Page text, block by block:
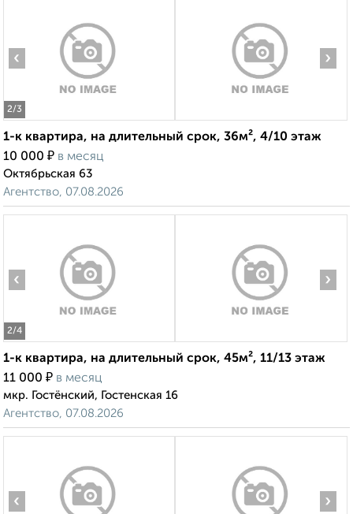
2/3
‹ ›
1-к квартира, на длительный срок, 36м², 4/10 этаж
10 000 ₽ в месяц
Октябрьская 63
Агентство, 07.08.2026
2/4
‹ ›
1-к квартира, на длительный срок, 45м², 11/13 этаж
11 000 ₽ в месяц
мкр. Гостёнский, Гостенская 16
Агентство, 07.08.2026
‹ ›